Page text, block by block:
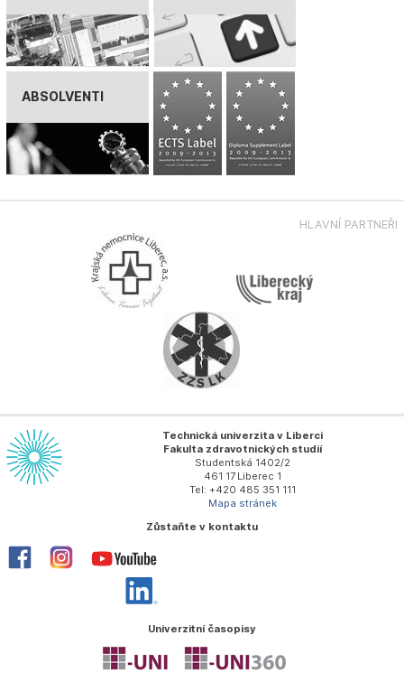
ABSOLVENTI
HLAVNÍ PARTNEŘI
Technická univerzita v Liberci
Fakulta zdravotnických studií
Studentská 1402/2
461 17 Liberec 1
Tel: +420 485 351 111
Mapa stránek
Zůstaňte v kontaktu
Univerzitní časopisy